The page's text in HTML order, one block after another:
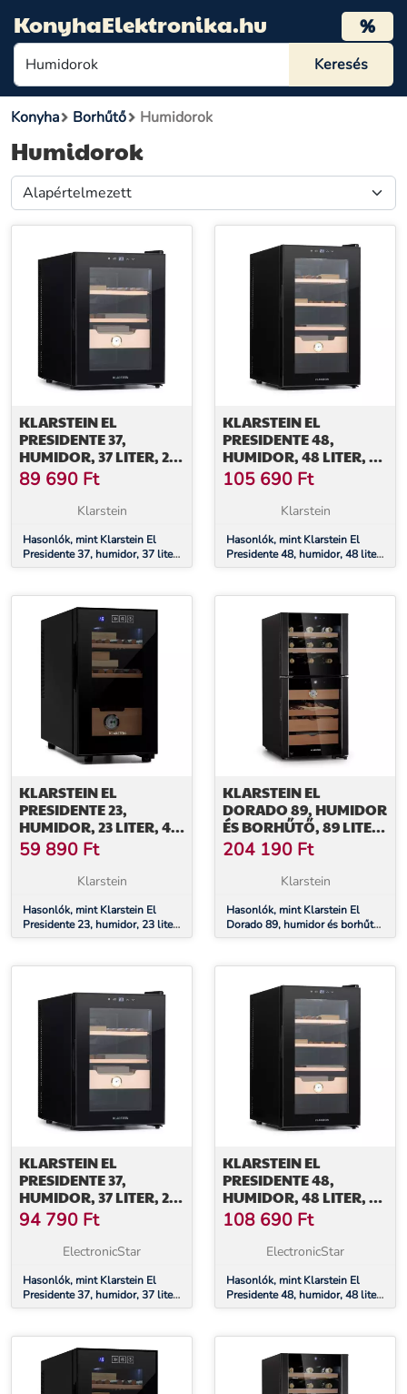
KonyhaElektronika.hu %
Konyha Borhűtő Humidorok
Humidorok
KLARSTEIN EL
PRESIDENTE 37,
HUMIDOR, 37 LITER, 2
FIÓK, 1 CÉDRUSFA
REKESZ
89 690 Ft
Klarstein
Hasonlók, mint Klarstein El
Presidente 37, humidor, 37 liter,
2 fiók, 1 cédrusfa rekesz
KLARSTEIN EL
PRESIDENTE 48,
HUMIDOR, 48 LITER, 2
FIÓK, 1 CÉDRUSFA
REKESZ
105 690 Ft
Klarstein
Hasonlók, mint Klarstein El
Presidente 48, humidor, 48 liter,
2 fiók, 1 cédrusfa rekesz
KLARSTEIN EL
PRESIDENTE 23,
HUMIDOR, 23 LITER, 45
W, ÉRINTŐS VEZÉRLÉS,
BÜKKFA, LED
59 890 Ft
Klarstein
Hasonlók, mint Klarstein El
Presidente 23, humidor, 23 liter,
45 W, érintős vezérlés, bükkfa,
KLARSTEIN EL
DORADO 89, HUMIDOR
ÉS BORHŰTŐ, 89 LITER,
ÉRINTŐKÉPERNYŐ, LED
204 190 Ft
Klarstein
Hasonlók, mint Klarstein El
Dorado 89, humidor és borhűtő,
89 liter, érintőképernyő, LED
KLARSTEIN EL
PRESIDENTE 37,
HUMIDOR, 37 LITER, 2
FIÓK, 1 CÉDRUSFA
REKESZ
94 790 Ft
ElectronicStar
Hasonlók, mint Klarstein El
Presidente 37, humidor, 37 liter,
2 fiók, 1 cédrusfa rekesz
KLARSTEIN EL
PRESIDENTE 48,
HUMIDOR, 48 LITER, 2
FIÓK, 1 CÉDRUSFA
REKESZ
108 690 Ft
ElectronicStar
Hasonlók, mint Klarstein El
Presidente 48, humidor, 48 liter,
2 fiók, 1 cédrusfa rekesz